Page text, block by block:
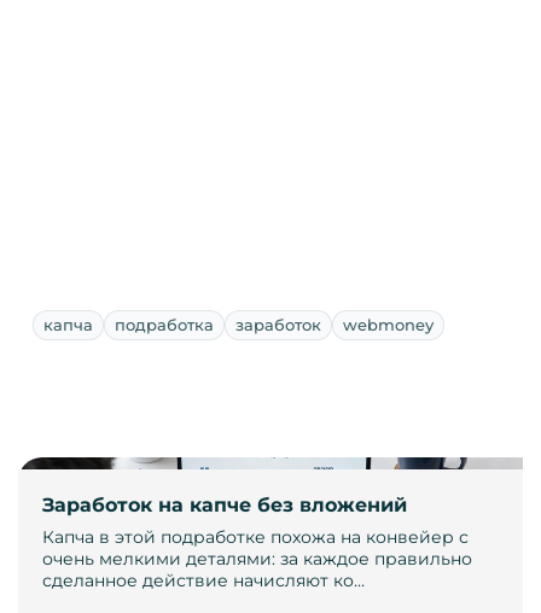
капча подработка заработок webmoney
Заработок на капче без вложений
Капча в этой подработке похожа на конвейер с
очень мелкими деталями: за каждое правильно
сделанное действие начисляют ко…